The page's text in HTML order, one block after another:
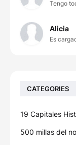
Tengo
Alicia
Es
CATEGORIES
19 Capitales
500 millas del